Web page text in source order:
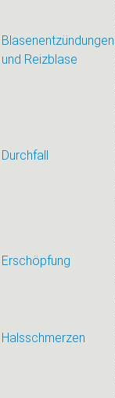
Blasenentzündungen
und Reizblase
Durchfall
Erschöpfung
Halsschmerzen